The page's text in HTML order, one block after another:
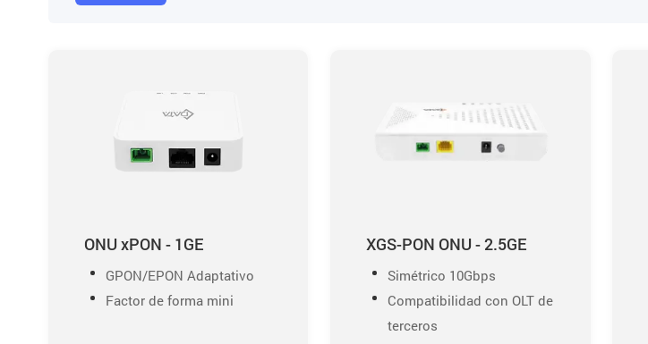
ONU xPON - 1GE
GPON/EPON Adaptativo
Factor de forma mini
XGS-PON ONU - 2.5GE
Simétrico 10Gbps
Compatibilidad con OLT de
terceros